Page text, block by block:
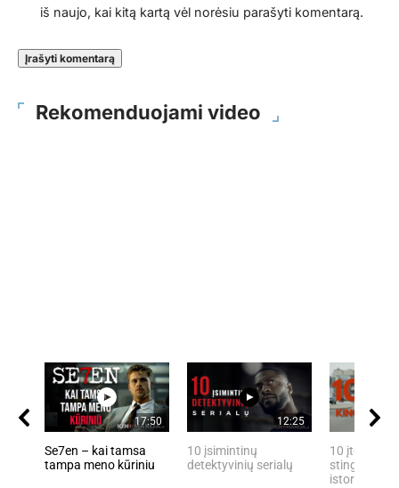
iš naujo, kai kitą kartą vėl norėsiu parašyti komentarą.
Rekomenduojami video
17:50
Se7en – kai tamsa
tampa meno kūriniu
12:25
10 įsimintinų
detektyvinių serialų
10 įtemptų,
stingdančių
istorijų